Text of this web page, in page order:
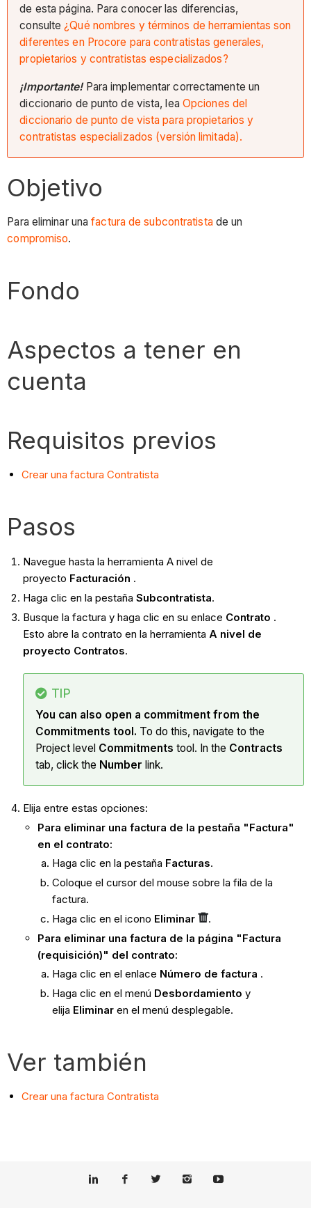
de esta página. Para conocer las diferencias,
consulte¿Qué nombres y términos de herramientas son
diferentes en Procore para contratistas generales,
propietarios y contratistas especializados?
¡Importante! Para implementar correctamente un
diccionario de punto de vista, lea Opciones del
diccionario de punto de vista para propietarios y
contratistas especializados (versión limitada).
Objetivo
Para eliminar unafactura de subcontratistade un
compromiso.
Fondo
Aspectos a tener en
cuenta
Requisitos previos
Crear una factura Contratista
Pasos
Navegue hasta la herramienta A nivel de
proyecto Facturación .
Haga clic en la pestaña Subcontratista.
Busque la factura y haga clic en su enlace Contrato .
Esto abre la contrato en la herramienta A nivel de
proyecto Contratos.
TIP
You can also open a commitment from the
Commitments tool. To do this, navigate to the
Project level Commitments tool. In the Contracts
tab, click the Number link.
Elija entre estas opciones:
Para eliminar una factura de la pestaña "Factura"
en el contrato:
Haga clic en la pestaña Facturas.
Coloque el cursor del mouse sobre la fila de la
factura.
Haga clic en el icono Eliminar
.
Para eliminar una factura de la página "Factura
(requisición)" del contrato:
Haga clic en el enlace Número de factura .
Haga clic en el menú Desbordamiento y
elija Eliminaren el menú desplegable.
Ver también
Crear una factura Contratista